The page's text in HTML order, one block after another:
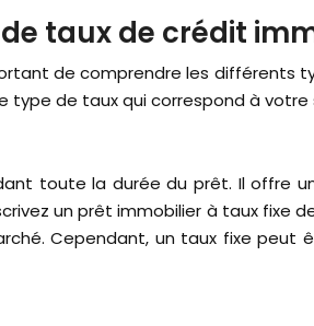
taux de crédit
de comprendre les différents
de taux qui correspond à
toute la durée du prêt. Il offre
un prêt immobilier à taux
Cependant, un taux fixe